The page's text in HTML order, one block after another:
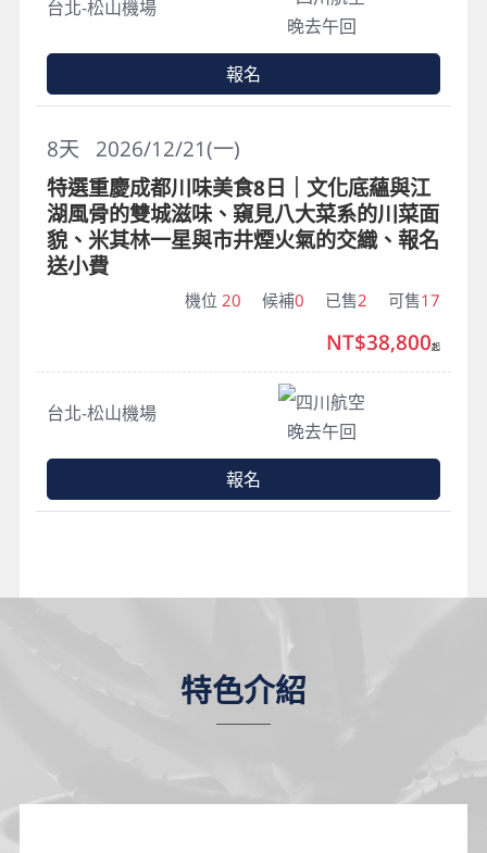
特色介紹
台北-松山機場
晚去午回
報名
2026/12/21(一)
8天
特選重慶成都川味美食8日｜文化底蘊與江
湖風骨的雙城滋味、窺見八大菜系的川菜面
貌、米其林一星與市井煙火氣的交織、報名
送小費
機位 20 候補0 已售2 可售17
台北-松山機場
四川航空
晚去午回
NT$38,800起
報名